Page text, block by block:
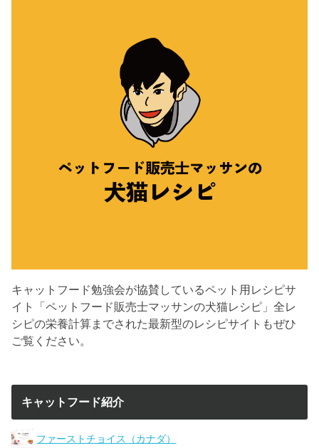
キャットフード勉強会が協賛しているペット用レシピサ
イト「ペットフード販売士マッサンの犬猫レシピ」全レ
シピの栄養計算までされた最新型のレシピサイトもぜひ
ご覧ください。
キャットフード紹介
ファーストチョイス（カナダ）